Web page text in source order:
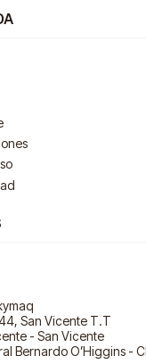
San Vicente T.T
- San Vicente
Bernardo O’Higgins -